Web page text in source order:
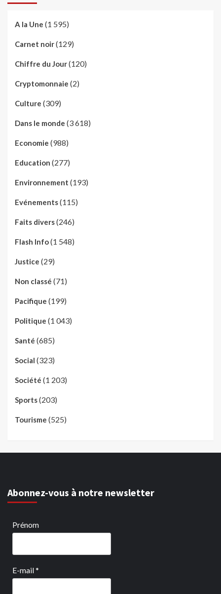
A la Une (1 595)
Carnet noir(129)
Chiffre du Jour(120)
Cryptomonnaie (2)
Culture (309)
Dans le monde (3 618)
Economie (988)
Education (277)
Environnement (193)
Evénements(115)
Faits divers(246)
Flash Info(1 548)
Justice (29)
Non classé (71)
Pacifique (199)
Politique (1 043)
Santé (685)
Social (323)
Société (1 203)
Sports(203)
Tourisme (525)
Abonnez-vous à notre newsletter
Prénom
E-mail*